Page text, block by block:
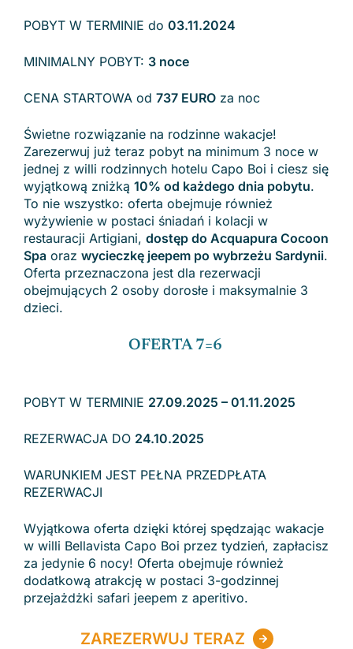
POBYT W TERMINIE do 03.11.2024
MINIMALNY POBYT: 3 noce
CENA STARTOWA od 737 EURO za noc
Świetne rozwiązanie na rodzinne wakacje!
Zarezerwuj już teraz pobyt na minimum 3 noce w
jednej z willi rodzinnych hotelu Capo Boi i ciesz się
wyjątkową zniżką 10% od każdego dnia pobytu.
To nie wszystko: oferta obejmuje również
wyżywienie w postaci śniadań i kolacji w
restauracji Artigiani, dostęp do Acquapura Cocoon
Spa oraz wycieczkę jeepem po wybrzeżu Sardynii.
Oferta przeznaczona jest dla rezerwacji
obejmujących 2 osoby dorosłe i maksymalnie 3
dzieci.
OFERTA 7=6
POBYT W TERMINIE 27.09.2025 – 01.11.2025
REZERWACJA DO 24.10.2025
WARUNKIEM JEST PEŁNA PRZEDPŁATA
REZERWACJI
Wyjątkowa oferta dzięki której spędzając wakacje
w willi Bellavista Capo Boi przez tydzień, zapłacisz
za jedynie 6 nocy! Oferta obejmuje również
dodatkową atrakcję w postaci 3-godzinnej
przejażdżki safari jeepem z aperitivo.
ZAREZERWUJ TERAZ